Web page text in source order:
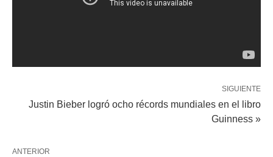
SIGUIENTE
Justin Bieber logró ocho récords mundiales en el libro
Guinness »
ANTERIOR